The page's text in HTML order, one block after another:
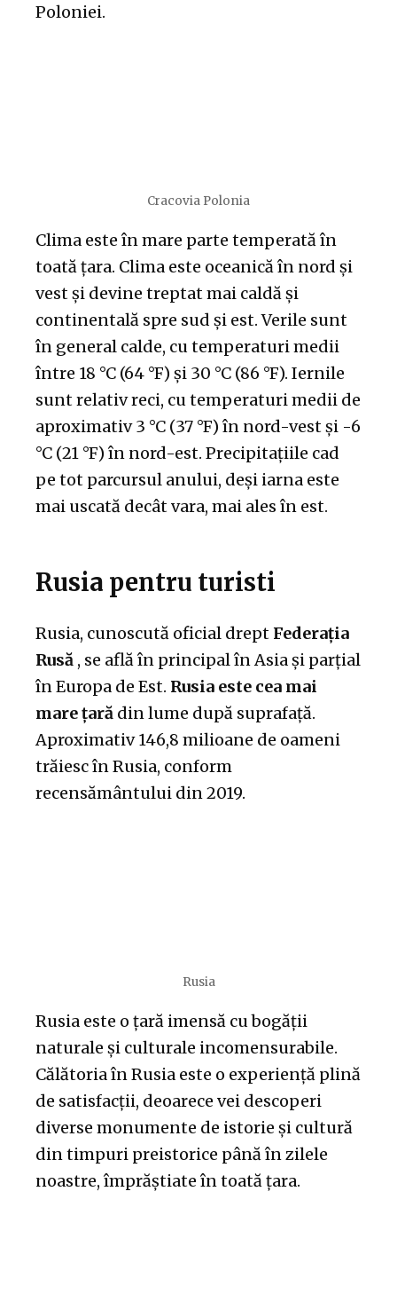
Poloniei.
Cracovia Polonia
Clima este în mare parte temperată în
toată țara. Clima este oceanică în nord și
vest și devine treptat mai caldă și
continentală spre sud și est. Verile sunt
în general calde, cu temperaturi medii
între 18 °C (64 °F) și 30 °C (86 °F). Iernile
sunt relativ reci, cu temperaturi medii de
aproximativ 3 °C (37 °F) în nord-vest și -6
°C (21 °F) în nord-est. Precipitațiile cad
pe tot parcursul anului, deși iarna este
mai uscată decât vara, mai ales în est.
Rusia pentru turisti
Rusia, cunoscută oficial drept Federația
Rusă , se află în principal în Asia și parțial
în Europa de Est. Rusia este cea mai
mare țară din lume după suprafață.
Aproximativ 146,8 milioane de oameni
trăiesc în Rusia, conform
recensământului din 2019.
Rusia
Rusia este o țară imensă cu bogății
naturale și culturale incomensurabile.
Călătoria în Rusia este o experiență plină
de satisfacții, deoarece vei descoperi
diverse monumente de istorie și cultură
din timpuri preistorice până în zilele
noastre, împrăștiate în toată țara.